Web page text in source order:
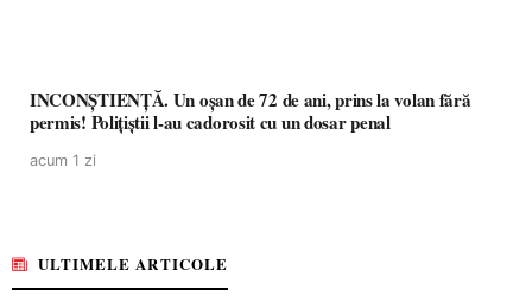
INCONȘTIENȚĂ. Un oșan de 72 de ani, prins la volan fără
permis! Polițiștii l-au cadorosit cu un dosar penal
acum 1 zi
ULTIMELE ARTICOLE